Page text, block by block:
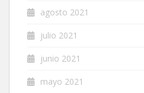
agosto 2021
julio 2021
junio 2021
mayo 2021